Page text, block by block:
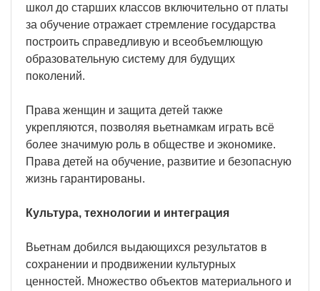
школ до старших классов включительно от платы
за обучение отражает стремление государства
построить справедливую и всеобъемлющую
образовательную систему для будущих
поколений.
Права женщин и защита детей также
укрепляются, позволяя вьетнамкам играть всё
более значимую роль в обществе и экономике.
Права детей на обучение, развитие и безопасную
жизнь гарантированы.
Культура, технологии и интеграция
Вьетнам добился выдающихся результатов в
сохранении и продвижении культурных
ценностей. Множество объектов материального и